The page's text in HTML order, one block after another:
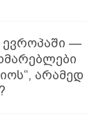
—
არამედ